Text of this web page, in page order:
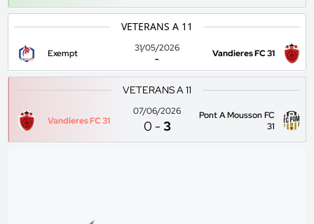
VETERANS A 11
Exempt
31/05/2026
-
Vandieres FC 31
VETERANS A 11
Vandieres FC 31
07/06/2026
0 -3
Pont A Mousson FC
31